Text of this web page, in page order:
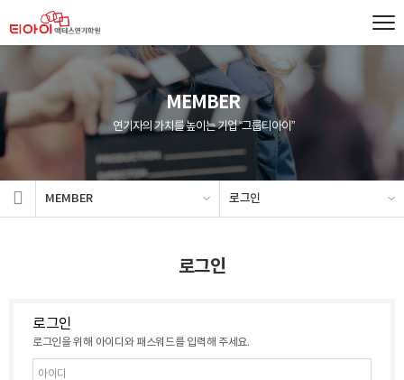
MEMBER
연기자의 가치를 높이는 기업 “그룹티아이”
MEMBER 로그인
로그인
로그인
로그인을 위해 아이디와 패스워드를 입력해 주세요.